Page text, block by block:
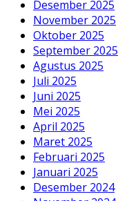
Desember 2025
November 2025
Oktober 2025
September 2025
Agustus 2025
Juli 2025
Juni 2025
Mei 2025
April 2025
Maret 2025
Februari 2025
Januari 2025
Desember 2024